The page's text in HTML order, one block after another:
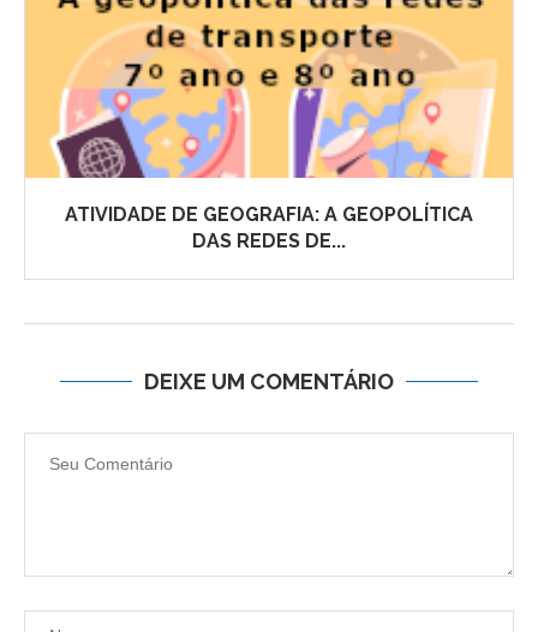
ATIVIDADE DE GEOGRAFIA: A GEOPOLÍTICA
DAS REDES DE...
DEIXE UM COMENTÁRIO